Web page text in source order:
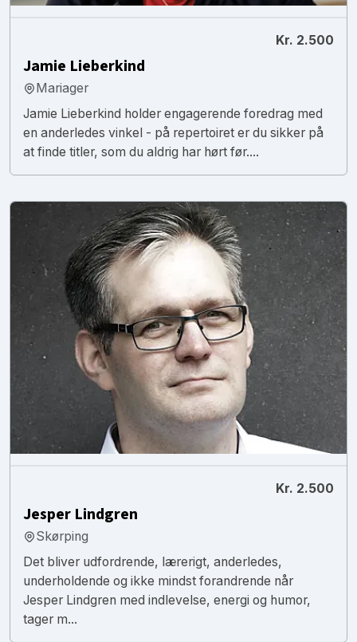
Kr. 2.500
Jamie Lieberkind
Mariager
Jamie Lieberkind holder engagerende foredrag med
en anderledes vinkel - på repertoiret er du sikker på
at finde titler, som du aldrig har hørt før....
Kr. 2.500
Jesper Lindgren
Skørping
Det bliver udfordrende, lærerigt, anderledes,
underholdende og ikke mindst forandrende når
Jesper Lindgren med indlevelse, energi og humor,
tager m...